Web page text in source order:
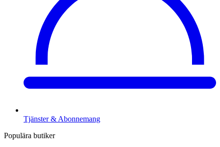
Tjänster & Abonnemang
Populära butiker